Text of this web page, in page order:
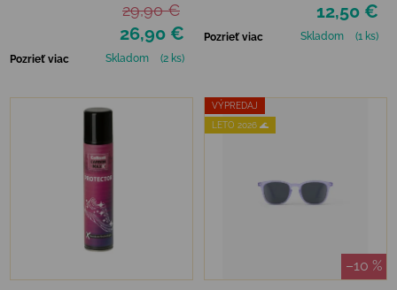
26,90 €
29,90 €
Pozrieť viac Skladom (2 ks)
12,50 €
Pozrieť viac Skladom (1 ks)
VÝPREDAJ
LETO 2026 🌊
–10 %